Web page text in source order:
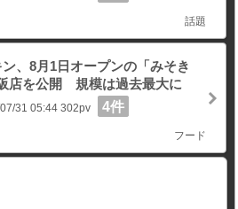
話題
、8月1日オープンの「みそき
店を公開 規模は過去最大に
31 05:44 302pv 4件
フード